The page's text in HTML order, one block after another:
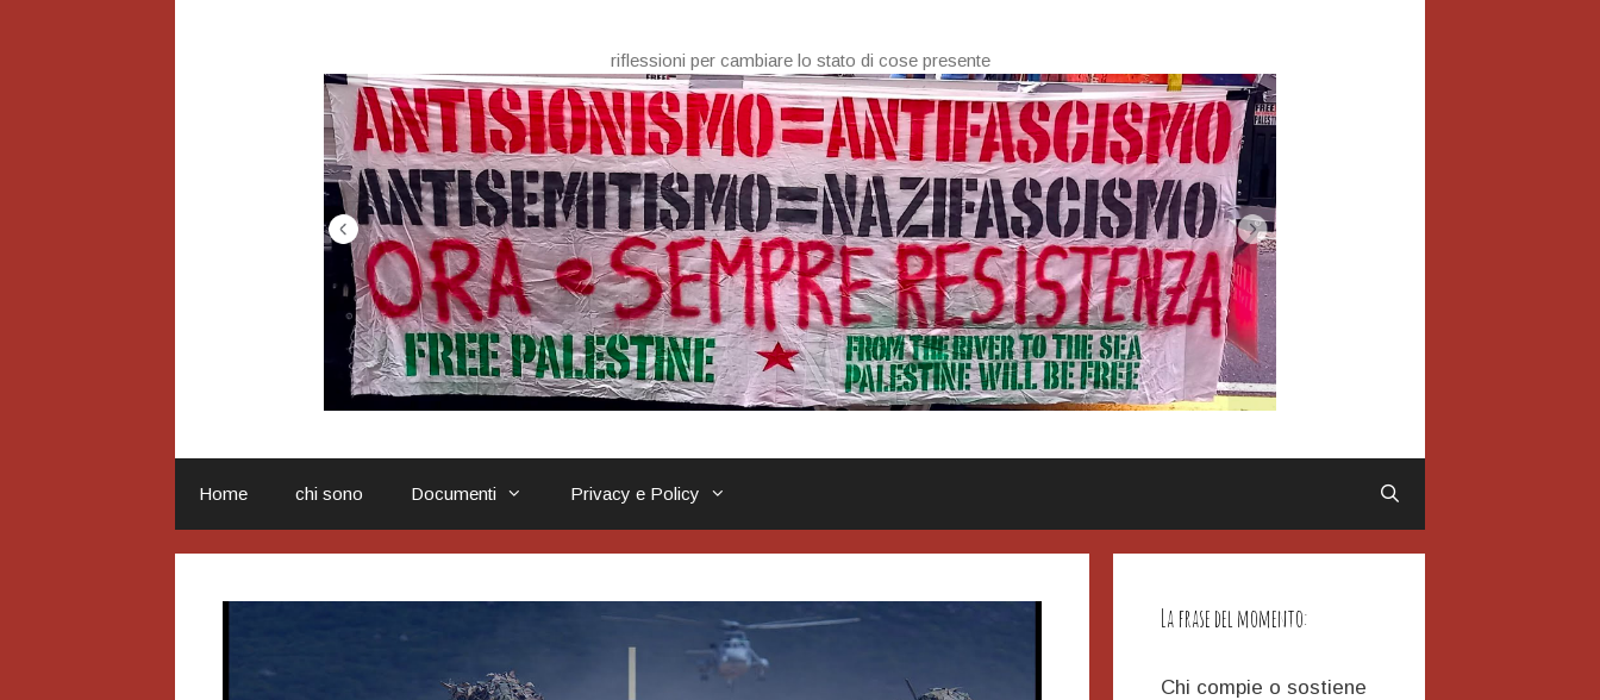
riflessioni per cambiare lo stato di cose presente
Home chi sono Documenti Privacy e Policy
La frase del momento:
Chi compie o sostiene